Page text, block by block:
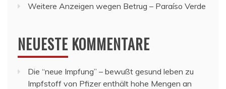
Weitere Anzeigen wegen Betrug – Paraíso Verde
NEUESTE KOMMENTARE
Die “neue Impfung” – bewußt gesund leben zu
Impfstoff von Pfizer enthält hohe Mengen an